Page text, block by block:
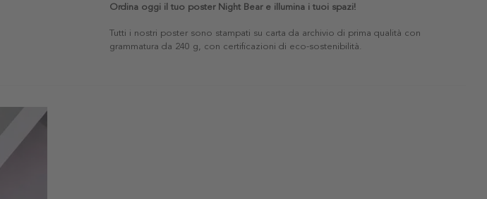
Ordina oggi il tuo poster Night Bear e illumina i tuoi spazi!
Tutti i nostri poster sono stampati su carta da archivio di prima qualità con
grammatura da 240 g, con certificazioni di eco-sostenibilità.